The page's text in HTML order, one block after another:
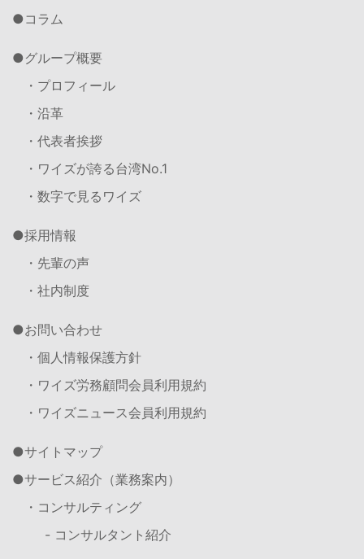
コラム
グループ概要
・プロフィール
・沿革
・代表者挨拶
・ワイズが誇る台湾No.1
・数字で見るワイズ
採用情報
・先輩の声
・社内制度
お問い合わせ
・個人情報保護方針
・ワイズ労務顧問会員利用規約
・ワイズニュース会員利用規約
サイトマップ
サービス紹介（業務案内）
・コンサルティング
- コンサルタント紹介